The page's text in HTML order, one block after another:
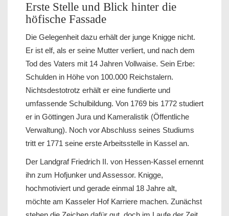
Erste Stelle und Blick hinter die
höfische Fassade
Die Gelegenheit dazu erhält der junge Knigge nicht.
Er ist elf, als er seine Mutter verliert, und nach dem
Tod des Vaters mit 14 Jahren Vollwaise. Sein Erbe:
Schulden in Höhe von 100.000 Reichstalern.
Nichtsdestotrotz erhält er eine fundierte und
umfassende Schulbildung. Von 1769 bis 1772 studiert
er in Göttingen Jura und Kameralistik (Öffentliche
Verwaltung). Noch vor Abschluss seines Studiums
tritt er 1771 seine erste Arbeitsstelle in Kassel an.
Der Landgraf Friedrich II. von Hessen-Kassel ernennt
ihn zum Hofjunker und Assessor. Knigge,
hochmotiviert und gerade einmal 18 Jahre alt,
möchte am Kasseler Hof Karriere machen. Zunächst